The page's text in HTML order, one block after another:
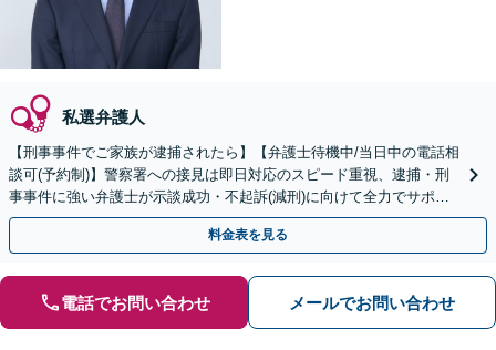
私選弁護人
【刑事事件でご家族が逮捕されたら】【弁護士待機中/当日中の電話相
談可(予約制)】警察署への接見は即日対応のスピード重視、逮捕・刑
事事件に強い弁護士が示談成功・不起訴(減刑)に向けて全力でサポー
トします。【加害者側の相談専門】
料金表を見る
電話でお問い合わせ メールでお問い合わせ